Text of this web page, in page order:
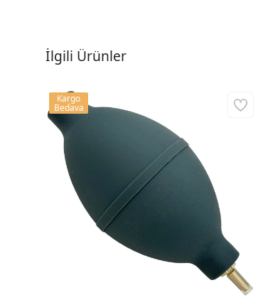
İlgili Ürünler
Kargo
Bedava